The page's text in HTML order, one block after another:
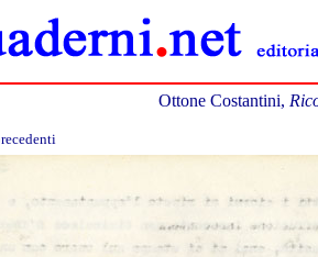
Ottone Costantini,